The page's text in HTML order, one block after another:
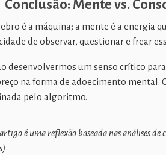
Conclusão: Mente vs.
é a máquina; a mente é a energia
de observar, questionar e frear
desenvolvermos um senso crítico
na forma de adoecimento mental.
pelo algoritmo.
é uma reflexão baseada nas análises